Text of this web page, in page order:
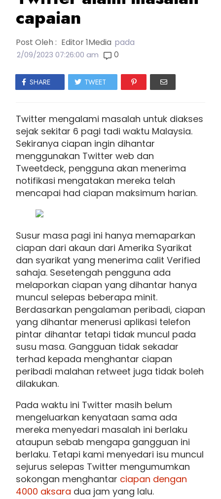
capaian
Post Oleh : Editor 1Media pada
2/09/2023 07:26:00 am 0
SHARE TWEET
Twitter mengalami masalah untuk diakses
sejak sekitar 6 pagi tadi waktu Malaysia.
Sekiranya ciapan ingin dihantar
menggunakan Twitter web dan
Tweetdeck, pengguna akan menerima
notifikasi mengatakan mereka telah
mencapai had ciapan maksimum harian.
Susur masa pagi ini hanya memaparkan
ciapan dari akaun dari Amerika Syarikat
dan syarikat yang menerima calit Verified
sahaja. Sesetengah pengguna ada
melaporkan ciapan yang dihantar hanya
muncul selepas beberapa minit.
Berdasarkan pengalaman peribadi, ciapan
yang dihantar menerusi aplikasi telefon
pintar dihantar tetapi tidak muncul pada
susu masa. Gangguan tidak sekadar
terhad kepada menghantar ciapan
peribadi malahan retweet juga tidak boleh
dilakukan.
Pada waktu ini Twitter masih belum
mengeluarkan kenyataan sama ada
mereka menyedari masalah ini berlaku
ataupun sebab mengapa gangguan ini
berlaku. Tetapi kami menyedari isu muncul
sejurus selepas Twitter mengumumkan
sokongan menghantar ciapan dengan
4000 aksara dua jam yang lalu.